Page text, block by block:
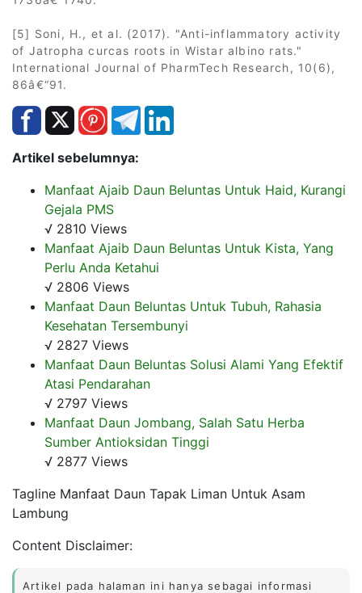
[5] Soni, H., et al. (2017). "Anti-inflammatory activity
of Jatropha curcas roots in Wistar albino rats."
International Journal of PharmTech Research, 10(6),
86â€“91.
Artikel sebelumnya:
Manfaat Ajaib Daun Beluntas Untuk Haid, Kurangi
Gejala PMS
√ 2810 Views
Manfaat Ajaib Daun Beluntas Untuk Kista, Yang
Perlu Anda Ketahui
√ 2806 Views
Manfaat Daun Beluntas Untuk Tubuh, Rahasia
Kesehatan Tersembunyi
√ 2827 Views
Manfaat Daun Beluntas Solusi Alami Yang Efektif
Atasi Pendarahan
√ 2797 Views
Manfaat Daun Jombang, Salah Satu Herba
Sumber Antioksidan Tinggi
√ 2877 Views
Tagline Manfaat Daun Tapak Liman Untuk Asam
Lambung
Content Disclaimer:
Artikel pada halaman ini hanya sebagai informasi